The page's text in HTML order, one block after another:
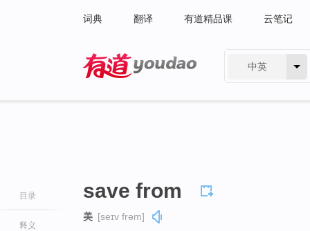
词典 翻译 有道精品课 云笔记
中英
目录
释义
save from
美 [seɪv frəm]